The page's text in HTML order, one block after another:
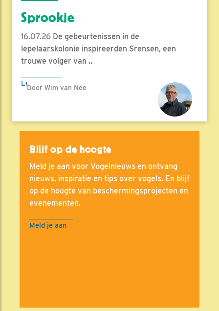
Sprookje
16.07.26 De gebeurtenissen in de
lepelaarskolonie inspireerden Srensen, een
trouwe volger van ..
Lees meer
Door Wim van Nee
Blijf op de hoogte
Meld je aan voor Vogelnieuws en ontvang
nieuws, inspiratie en tips over vogels. En blijf
op de hoogte van beschermingsprojecten en
evenementen.
Meld je aan